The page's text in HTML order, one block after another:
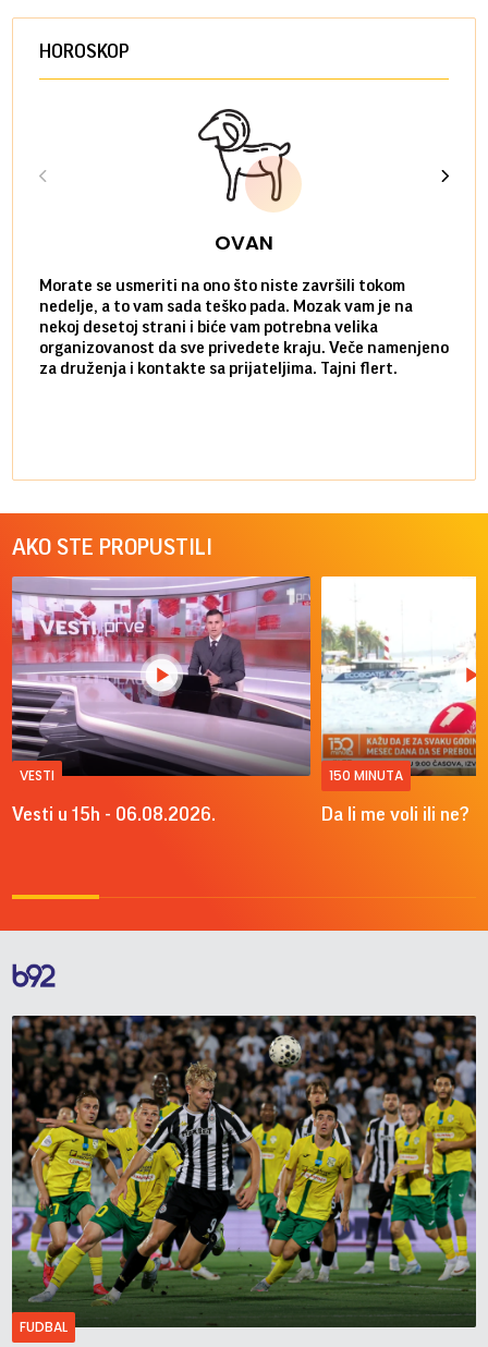
HOROSKOP
OVAN
Morate se usmeriti na ono što niste završili tokom
nedelje, a to vam sada teško pada. Mozak vam je na
nekoj desetoj strani i biće vam potrebna velika
organizovanost da sve privedete kraju. Veče namenjeno
za druženja i kontakte sa prijateljima. Tajni flert.
AKO STE PROPUSTILI
VESTI
Vesti u 15h - 06.08.2026.
150 MINUTA
Da li me voli ili ne?
FUDBAL